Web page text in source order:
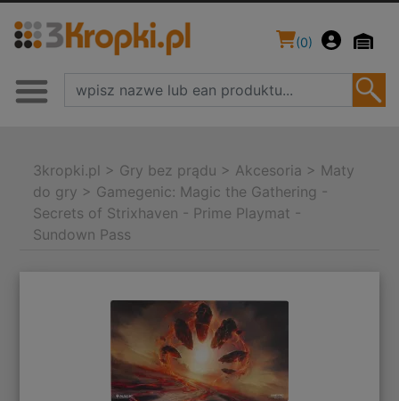
(0)
3kropki.pl > Gry bez prądu > Akcesoria > Maty
do gry > Gamegenic: Magic the Gathering -
Secrets of Strixhaven - Prime Playmat -
Sundown Pass